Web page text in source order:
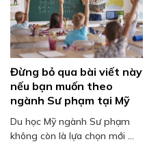
Đừng bỏ qua bài viết này
nếu bạn muốn theo
ngành Sư phạm tại Mỹ
Du học Mỹ ngành Sư phạm
không còn là lựa chọn mới ...